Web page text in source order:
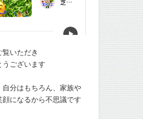
覧いただき
うございます
自分はもちろん、家族や
顔になるから不思議です